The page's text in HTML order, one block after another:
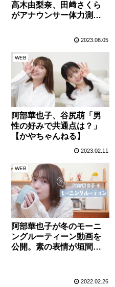
高木由梨奈、田﨑さくら
がアナウンサー体力測定
2023.08.05
WEB
阿部華也子、谷尻萌「男
性の好みで共通点は？」
【かやちゃんねる】
2023.02.11
WEB
阿部華也子が冬のモーニ
ングルーティーン動画を
公開。素の表情が垣間見
2022.02.26